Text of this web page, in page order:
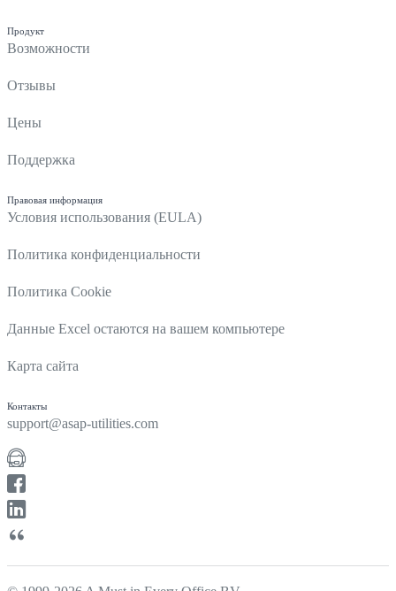
Продукт
Возможности
Отзывы
Цены
Поддержка
Правовая информация
Условия использования (EULA)
Политика конфиденциальности
Политика Cookie
Данные Excel остаются на вашем компьютере
Карта сайта
Контакты
support@asap-utilities.com